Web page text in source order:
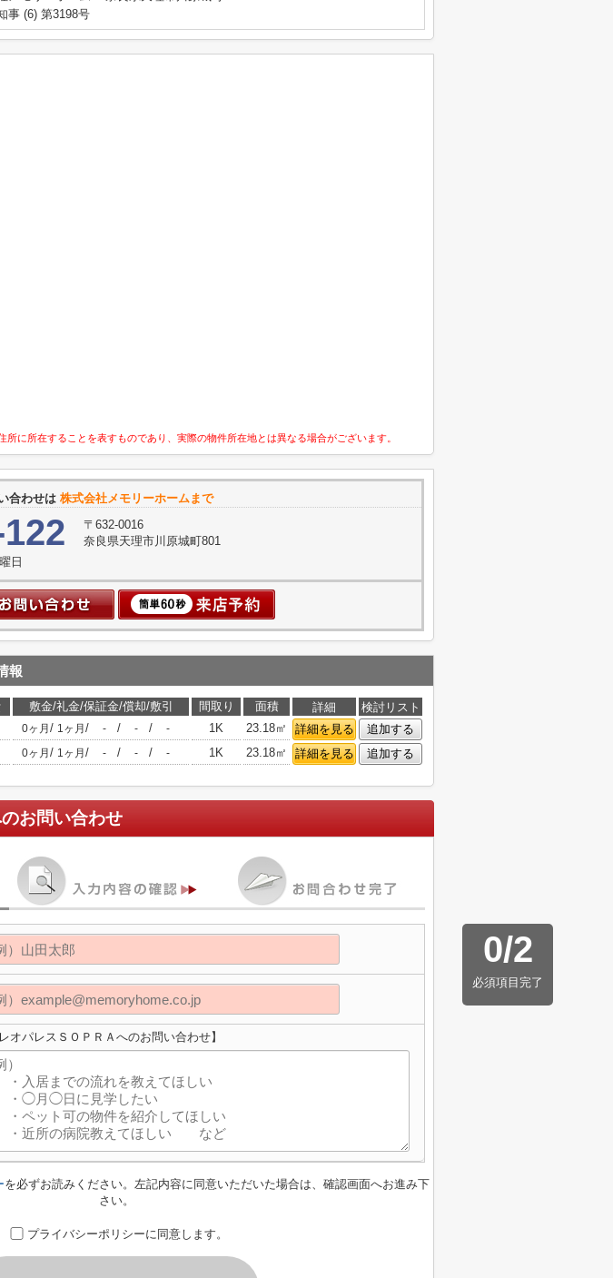
事 (6) 第3198号
に所在することを表すものであり、実際の物件所在地とは異なる場合がございます。
合わせは 株式会社メモリーホームまで
〒632-0016
奈良県天理市川原城町801
日
報
敷金/礼金/保証金/償却/敷引 間取り 面積 詳細
検討リスト
0ヶ月 / 1ヶ月 / - / - / - 1K 23.18㎡ 詳細を見る
追加する
0ヶ月 / 1ヶ月 / - / - / - 1K 23.18㎡ 詳細を見る 追加する
お問い合わせ
0/2
必須項目完了
レオパレスＳＯＰＲＡへのお問い合わせ】
を必ずお読みください。左記内容に同意いただいた場合は、確認画面へお進み下
さい。
プライバシーポリシーに同意します。